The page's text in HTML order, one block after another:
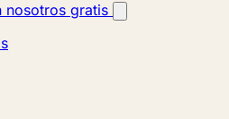
nosotros gratis